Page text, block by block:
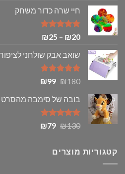
חיי שרה כדור משחק
דורג
5.00
₪20
–
₪25
עד
שואב אבק שולחני
דורג5.00₪180
המחיר
היה:
₪180.
₪99
המחיר
הוא:
₪99.
בובה של סימבה מהסרט
דורג5.00₪130
המחיר
₪130.
₪79
המחיר
קטגוריות מוצרים